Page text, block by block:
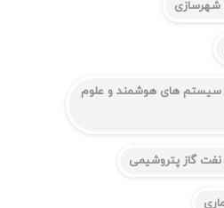
شهرسازی
های هوشمند و علوم
گاز پتروشیمی